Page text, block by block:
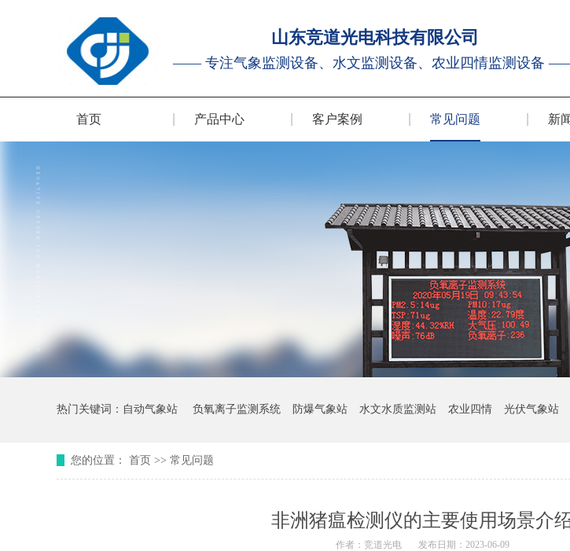
山东竞道光电科技有限公司
—— 专注气象监测设备、水文监测设备、农业四情监测设备
首页 产品中心 客户案例 常见问题 新
热门关键词： 自动气象站 负氧离子监测系统 防爆气象站 水文水质监测站 农业四情 光伏气象站
您的位置： 首页 >> 常见问题
非洲猪瘟检测仪的主要使用场景介
作者： 竞道光电 发布日期：2023-06-09